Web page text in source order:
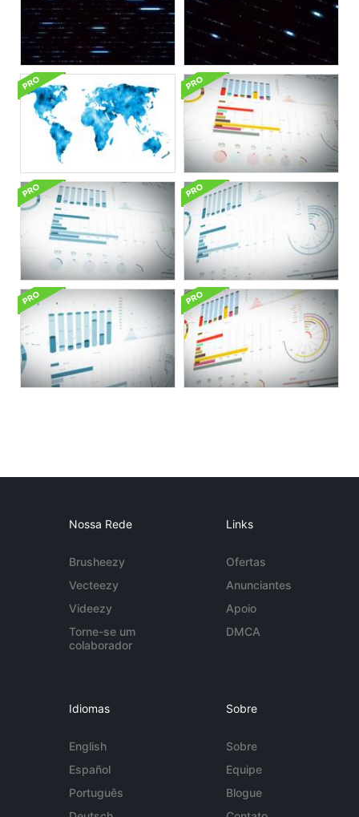
Nossa Rede
Brusheezy
Vecteezy
Videezy
Torne-se um
colaborador
Links
Ofertas
Anunciantes
Apoio
DMCA
Idiomas
English
Español
Português
Sobre
Sobre
Equipe
Blogue